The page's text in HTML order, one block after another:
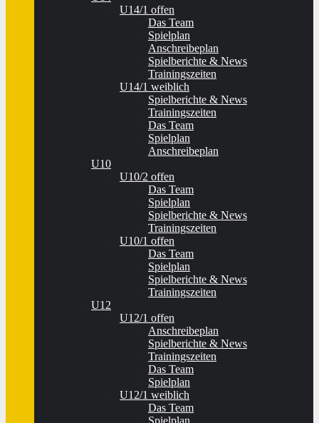
U14/1 offen
Das Team
Spielplan
Anschreibeplan
Spielberichte & News
Trainingszeiten
U14/1 weiblich
Spielberichte & News
Trainingszeiten
Das Team
Spielplan
Anschreibeplan
U10
U10/2 offen
Das Team
Spielplan
Spielberichte & News
Trainingszeiten
U10/1 offen
Das Team
Spielplan
Spielberichte & News
Trainingszeiten
U12
U12/1 offen
Anschreibeplan
Spielberichte & News
Trainingszeiten
Das Team
Spielplan
U12/1 weiblich
Das Team
Spielplan